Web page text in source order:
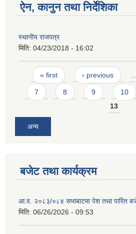
ऐन, कानुन तथा निर्देशिका
स्थानीय राजपत्र
मिति: 04/23/2018 - 16:02
Pages
« first ‹ previous
7 8 9 10
13
अन्य
बजेट तथा कार्यक्रम
आ.व. २०८३/०८४ सभाबाटमा पेश तथा पारित
मिति: 06/26/2026 - 09:53